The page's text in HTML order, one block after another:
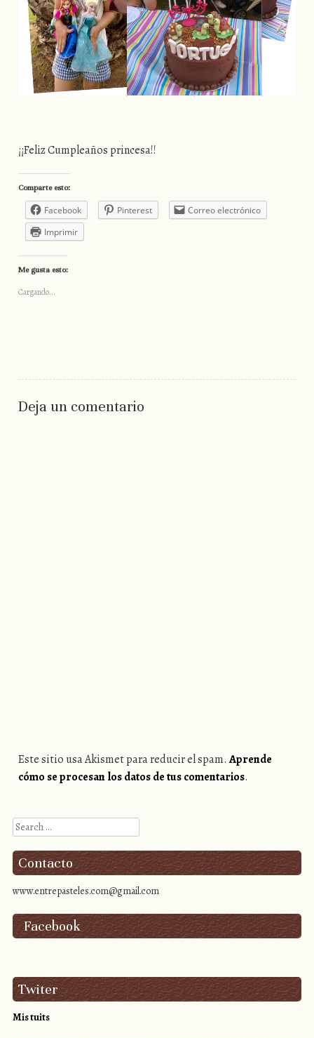
¡¡Feliz Cumpleaños princesa!!
Comparte esto:
Facebook Pinterest
Correo electrónico
Imprimir
Me gusta esto:
Cargando...
Deja un comentario
Este sitio usa Akismet para reducir el spam.Aprende
cómo se procesan los datos de tus comentarios.
Search
Contacto
www.entrepasteles.com@gmail.com
Facebook
Twiter
Mis tuits